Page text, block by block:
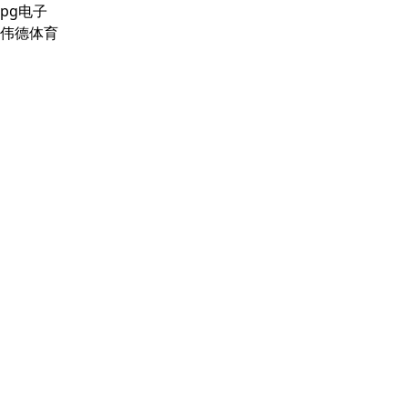
pg电子
伟德体育